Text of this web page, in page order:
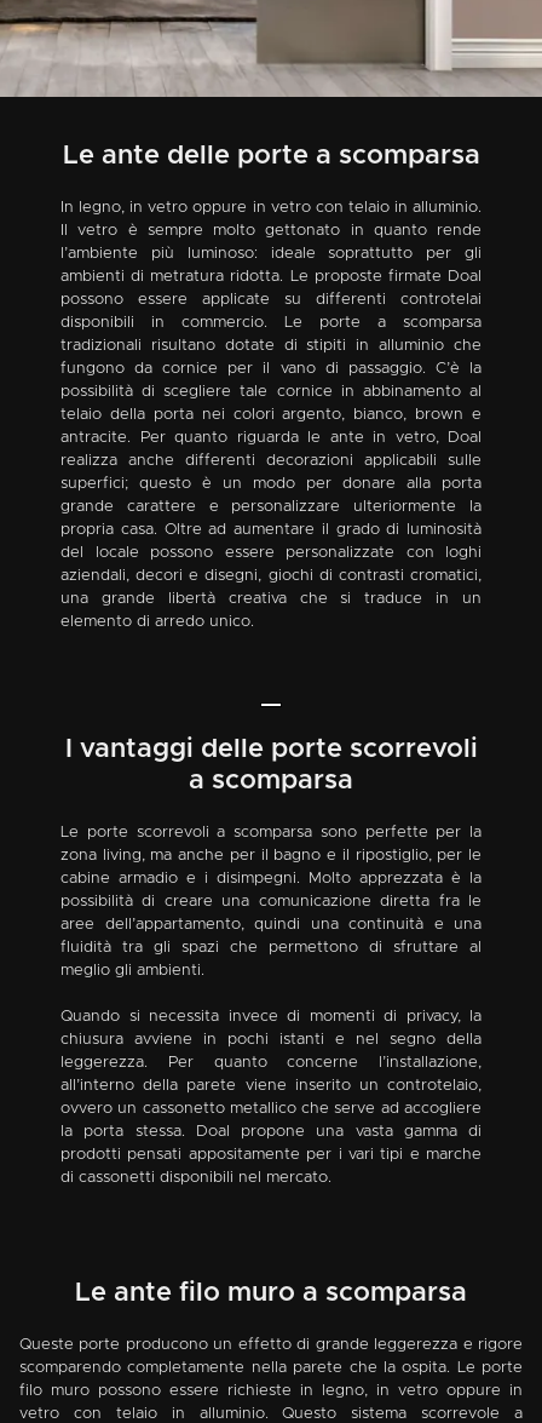
Le ante delle porte a scomparsa
In legno, in vetro oppure in vetro con telaio in alluminio.
Il vetro è sempre molto gettonato in quanto rende
l’ambiente più luminoso: ideale soprattutto per gli
ambienti di metratura ridotta. Le proposte firmate Doal
possono essere applicate su differenti controtelai
disponibili in commercio. Le porte a scomparsa
tradizionali risultano dotate di stipiti in alluminio che
fungono da cornice per il vano di passaggio. C’è la
possibilità di scegliere tale cornice in abbinamento al
telaio della porta nei colori argento, bianco, brown e
antracite. Per quanto riguarda le ante in vetro, Doal
realizza anche differenti decorazioni applicabili sulle
superfici; questo è un modo per donare alla porta
grande carattere e personalizzare ulteriormente la
propria casa. Oltre ad aumentare il grado di luminosità
del locale possono essere personalizzate con loghi
aziendali, decori e disegni, giochi di contrasti cromatici,
una grande libertà creativa che si traduce in un
elemento di arredo unico.
I vantaggi delle porte scorrevoli
a scomparsa
Le porte scorrevoli a scomparsa sono perfette per la
zona living, ma anche per il bagno e il ripostiglio, per le
cabine armadio e i disimpegni. Molto apprezzata è la
possibilità di creare una comunicazione diretta fra le
aree dell’appartamento, quindi una continuità e una
fluidità tra gli spazi che permettono di sfruttare al
meglio gli ambienti.
Quando si necessita invece di momenti di privacy, la
chiusura avviene in pochi istanti e nel segno della
leggerezza. Per quanto concerne l’installazione,
all’interno della parete viene inserito un controtelaio,
ovvero un cassonetto metallico che serve ad accogliere
la porta stessa. Doal propone una vasta gamma di
prodotti pensati appositamente per i vari tipi e marche
di cassonetti disponibili nel mercato.
Le ante filo muro a scomparsa
Queste porte producono un effetto di grande leggerezza e rigore
scomparendo completamente nella parete che la ospita. Le porte
filo muro possono essere richieste in legno, in vetro oppure in
vetro con telaio in alluminio. Questo sistema scorrevole a